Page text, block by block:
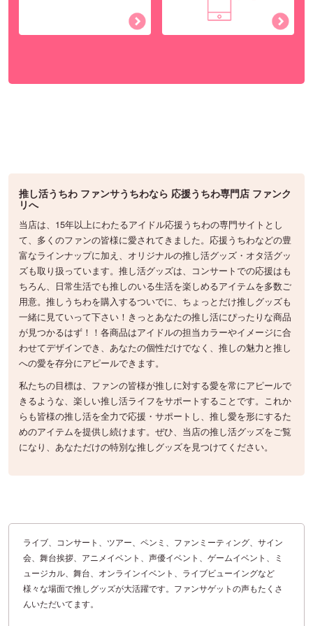
推し活うちわ ファンサうちわなら 応援うちわ専門店 ファンク
リへ
当店は、15年以上にわたるアイドル応援うちわの専門サイトとし
て、多くのファンの皆様に愛されてきました。応援うちわなどの豊
富なラインナップに加え、オリジナルの推し活グッズ・オタ活グッ
ズも取り扱っています。推し活グッズは、コンサートでの応援はも
ちろん、日常生活でも推しのいる生活を楽しめるアイテムを多数ご
用意。推しうちわを購入するついでに、ちょっとだけ推しグッズも
一緒に見ていって下さい！きっとあなたの推し活にぴったりな商品
が見つかるはず！！各商品はアイドルの担当カラーやイメージに合
わせてデザインでき、あなたの個性だけでなく、推しの魅力と推し
への愛を存分にアピールできます。
私たちの目標は、ファンの皆様が推しに対する愛を常にアピールで
きるような、楽しい推し活ライフをサポートすることです。これか
らも皆様の推し活を全力で応援・サポートし、推し愛を形にするた
めのアイテムを提供し続けます。ぜひ、当店の推し活グッズをご覧
になり、あなただけの特別な推しグッズを見つけてください。
ライブ、コンサート、ツアー、ペンミ、ファンミーティング、サイン
会、舞台挨拶、アニメイベント、声優イベント、ゲームイベント、ミ
ュージカル、舞台、オンラインイベント、ライブビューイングなど
様々な場面で推しグッズが大活躍です。ファンサゲットの声もたくさ
んいただいてます。